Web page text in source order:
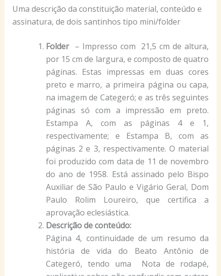
Uma descrição da constituição material, conteúdo e
assinatura, de dois santinhos tipo mini/folder
Folder– Impresso com 21,5 cm de altura,
por 15 cm de largura, e composto de quatro
páginas. Estas impressas em duas cores
preto e marro, a primeira página ou capa,
na imagem de Categeró; e as três seguintes
páginas só com a impressão em preto.
Estampa A, com as páginas 4 e 1,
respectivamente; e Estampa B, com as
páginas 2 e 3, respectivamente. O material
foi produzido com data de 11 de novembro
do ano de 1958. Está assinado pelo Bispo
Auxiliar de São Paulo e Vigário Geral, Dom
Paulo Rolim Loureiro, que certifica a
aprovação eclesiástica.
Descrição de conteúdo:
Página 4, continuidade de um resumo da
história de vida do Beato Antônio de
Categeró, tendo uma Nota de rodapé,